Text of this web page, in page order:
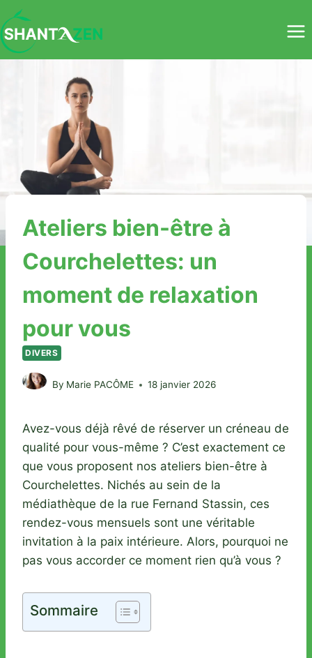
Skip
to
content
Ateliers bien-être à
Courchelettes: un
moment de relaxation
pour vous
DIVERS
By Marie PACÔME 18 janvier 2026
Avez-vous déjà rêvé de réserver un créneau de
qualité pour vous-même ? C’est exactement ce
que vous proposent nos ateliers bien-être à
Courchelettes. Nichés au sein de la
médiathèque de la rue Fernand Stassin, ces
rendez-vous mensuels sont une véritable
invitation à la paix intérieure. Alors, pourquoi ne
pas vous accorder ce moment rien qu’à vous ?
Sommaire